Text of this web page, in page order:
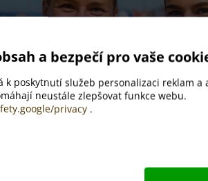
a bezpečí pro vaše
k poskytnutí služeb personalizaci reklam a
neustále zlepšovat funkce webu.
privacy .